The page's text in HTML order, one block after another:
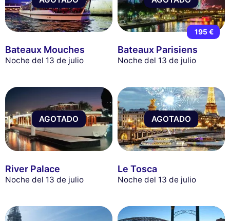
Bateaux Mouches
Noche del 13 de julio
195 €
Bateaux Parisiens
Noche del 13 de julio
AGOTADO
River Palace
Noche del 13 de julio
AGOTADO
Le Tosca
Noche del 13 de julio